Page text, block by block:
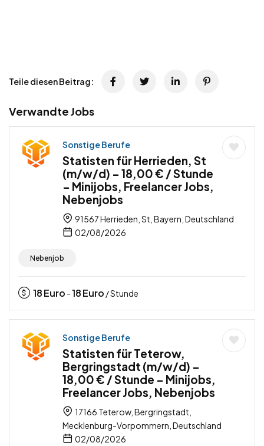
Teile diesen Beitrag:
Verwandte Jobs
Sonstige Berufe
Statisten für Herrieden, St
(m/w/d) – 18,00 € / Stunde
– Minijobs, Freelancer Jobs,
Nebenjobs
91567 Herrieden, St, Bayern, Deutschland
02/08/2026
Nebenjob
18Euro -18Euro / Stunde
Sonstige Berufe
Statisten für Teterow,
Bergringstadt (m/w/d) –
18,00 € / Stunde – Minijobs,
Freelancer Jobs, Nebenjobs
17166 Teterow, Bergringstadt,
Mecklenburg-Vorpommern, Deutschland
02/08/2026